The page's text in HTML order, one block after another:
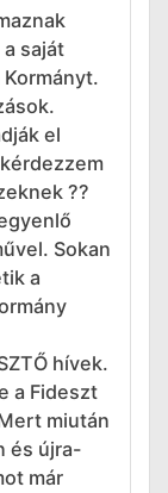
saját
el
??
Sokan
a
hívek.
a Fideszt
miután
és újra-
már